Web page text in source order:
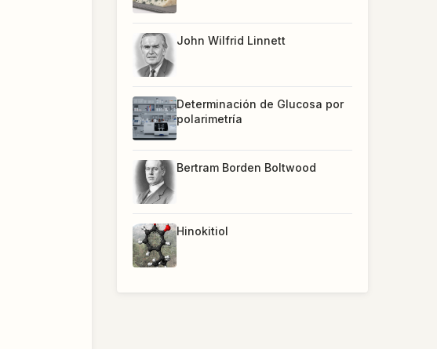
John Wilfrid Linnett
Determinación de Glucosa por
polarimetría
Bertram Borden Boltwood
Hinokitiol